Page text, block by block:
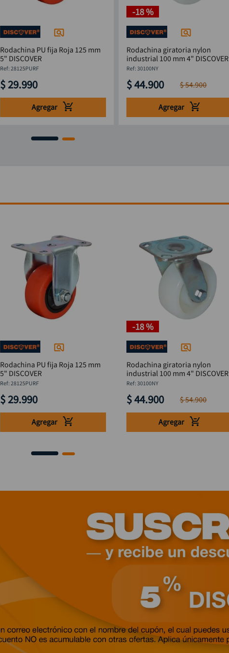
Rodachina PU fija Roja 125 mm
5" DISCOVER
: 28125PURF
$ 29.990
Agregar
-18 %
Rodachina giratoria nylon
industrial 100 mm 4" DISCOVER
:30100NY
$44.900 $54.900
Agregar
Rodachina PU fija Roja 125 mm
5" DISCOVER
: 28125PURF
$ 29.990
Agregar
-18 %
Rodachina giratoria nylon
industrial 100 mm 4" DISCOVER
:30100NY
$44.900 $54.900
Agregar